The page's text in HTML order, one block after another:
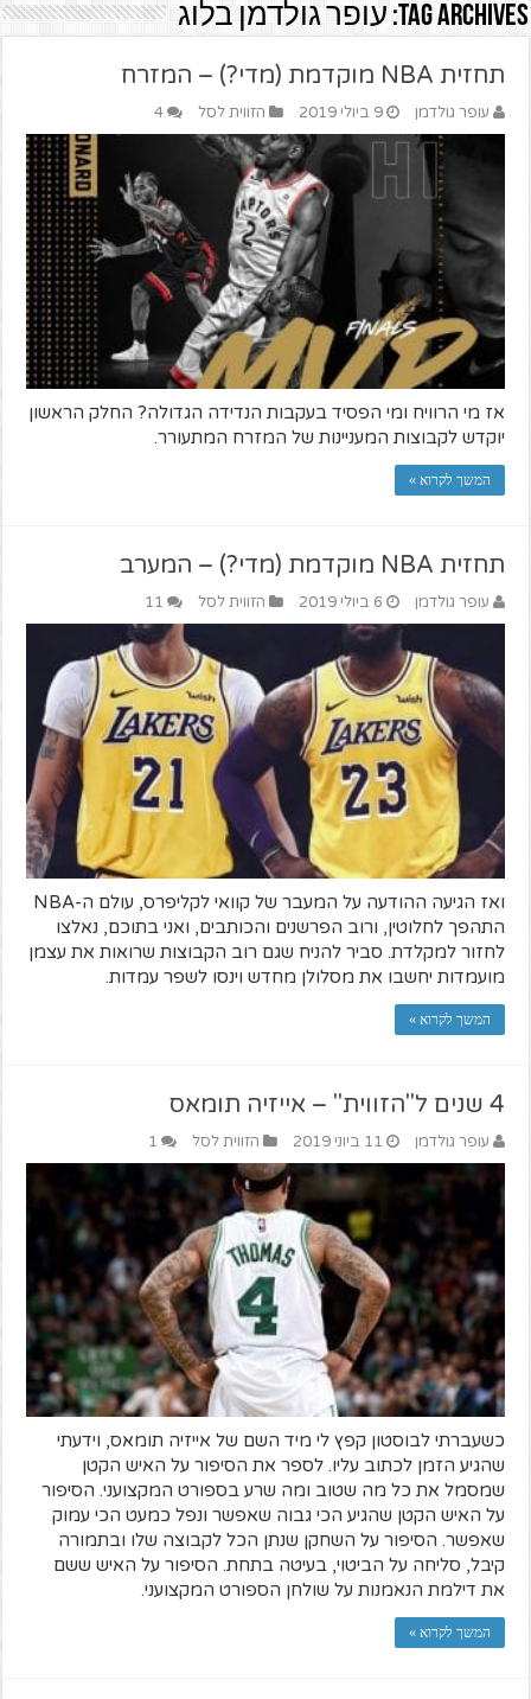
Tag Archives: עופר גולדמן בלוג
תחזית NBA מוקדמת (מדי?) – המזרח
עופר גולדמן 9 ביולי 2019 הזווית לסל 4
אז מי הרוויח ומי הפסיד בעקבות הנדידה הגדולה? החלק הראשון
יוקדש לקבוצות המעניינות של המזרח המתעורר.
המשך לקרוא »
תחזית NBA מוקדמת (מדי?) – המערב
עופר גולדמן 6 ביולי 2019 הזווית לסל 11
ואז הגיעה ההודעה על המעבר של קוואי לקליפרס, עולם ה-NBA
התהפך לחלוטין, ורוב הפרשנים והכותבים, ואני בתוכם, נאלצו
לחזור למקלדת. סביר להניח שגם רוב הקבוצות שרואות את עצמן
מועמדות יחשבו את מסלולן מחדש וינסו לשפר עמדות.
המשך לקרוא »
4 שנים ל"הזווית" – אייזיה תומאס
עופר גולדמן 11 ביוני 2019 הזווית לסל 1
כשעברתי לבוסטון קפץ לי מיד השם של אייזיה תומאס, וידעתי
שהגיע הזמן לכתוב עליו. לספר את הסיפור על האיש הקטן
שמסמל את כל מה שטוב ומה שרע בספורט המקצועני. הסיפור
על האיש הקטן שהגיע הכי גבוה שאפשר ונפל כמעט הכי עמוק
שאפשר. הסיפור על השחקן שנתן הכל לקבוצה שלו ובתמורה
קיבל, סליחה על הביטוי, בעיטה בתחת. הסיפור על האיש ששם
את דילמת הנאמנות על שולחן הספורט המקצועני.
המשך לקרוא »